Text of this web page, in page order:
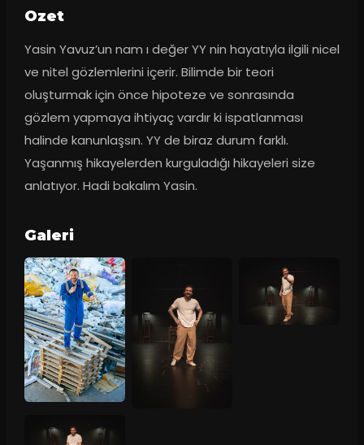
Ozet
Yasin Yavuz’un nam ı değer YY nin hayatıyla ilgili nicel
ve nitel gözlemlerini içerir. Bilimde bir teori
oluşturmak için önce hipoteze ve sonrasında
gözlem yapmaya ihtiyaç vardır ki ispatlanması
halinde kanunlaşsın. YY de biraz durum farklı.
Yaşanmış hikayelerden kurguladığı hikayeleri size
anlatıyor. Hadi bakalım Yasin.
Galeri